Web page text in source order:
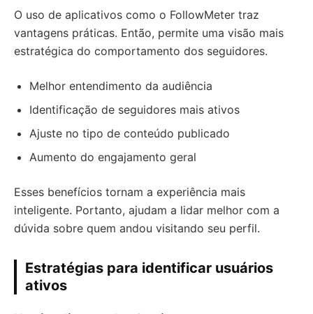
O uso de aplicativos como o FollowMeter traz
vantagens práticas. Então, permite uma visão mais
estratégica do comportamento dos seguidores.
Melhor entendimento da audiência
Identificação de seguidores mais ativos
Ajuste no tipo de conteúdo publicado
Aumento do engajamento geral
Esses benefícios tornam a experiência mais
inteligente. Portanto, ajudam a lidar melhor com a
dúvida sobre quem andou visitando seu perfil.
Estratégias para identificar usuários
ativos